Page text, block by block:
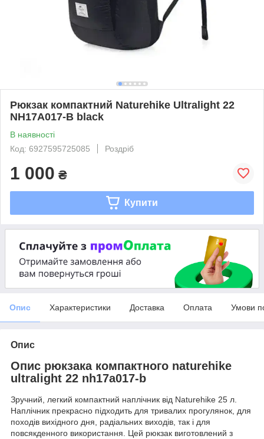
Рюкзак компактний Naturehike Ultralight 22
NH17A017-B black
В наявності
Код: 6927595725085
Роздріб
1 000 ₴
Купити
Опис Характеристики Доставка Оплата Умови
Опис
Опис рюкзака компактного naturehike
ultralight 22 nh17a017-b
Зручний, легкий компактний наплічник від Naturehike 25 л.
Наплічник прекрасно підходить для тривалих прогулянок, для
походів вихідного дня, радіальних виходів, так і для
повсякденного використання. Цей рюкзак виготовлений з